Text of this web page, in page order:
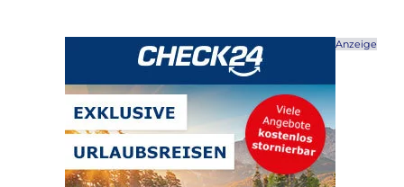
Anzeige